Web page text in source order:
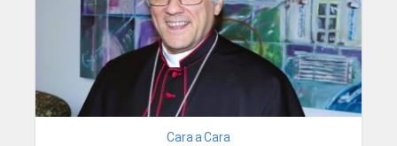
Cara a Cara